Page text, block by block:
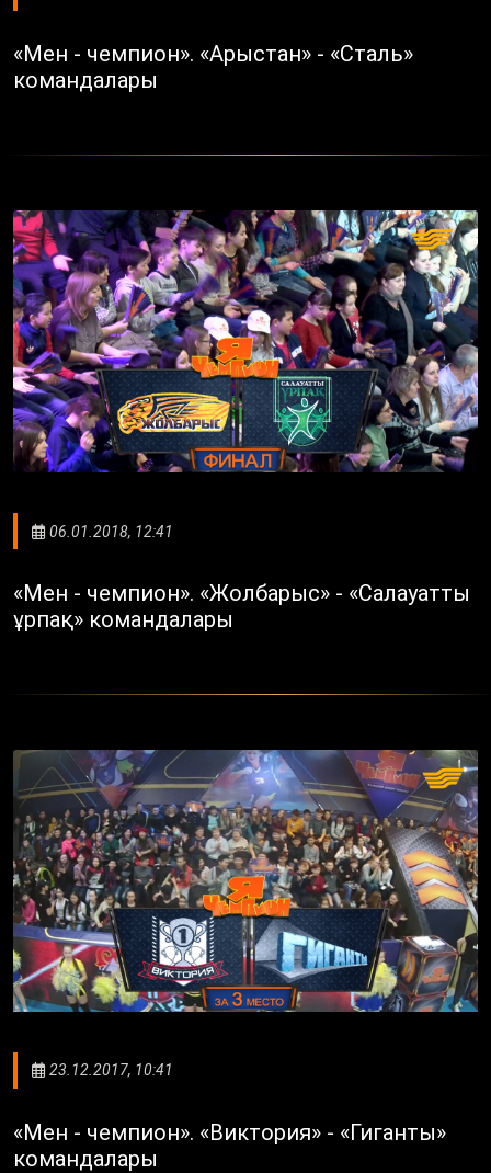
«Мен - чемпион». «Арыстан» - «Сталь»
командалары
06.01.2018, 12:41
«Мен - чемпион». «Жолбарыс» - «Салауатты
ұрпақ» командалары
23.12.2017, 10:41
«Мен - чемпион». «Виктория» - «Гиганты»
командалары